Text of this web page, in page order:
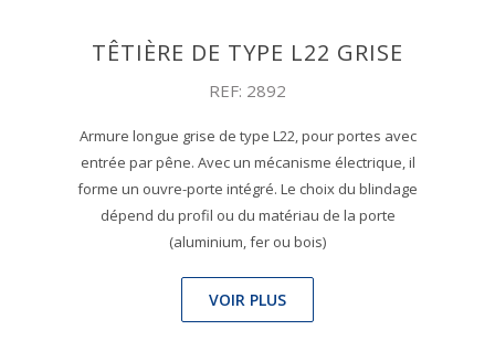
TÊTIÈRE DE TYPE L22 GRISE
REF: 2892
Armure longue grise de type L22, pour portes avec
entrée par pêne. Avec un mécanisme électrique, il
forme un ouvre-porte intégré. Le choix du blindage
dépend du profil ou du matériau de la porte
(aluminium, fer ou bois)
VOIR PLUS